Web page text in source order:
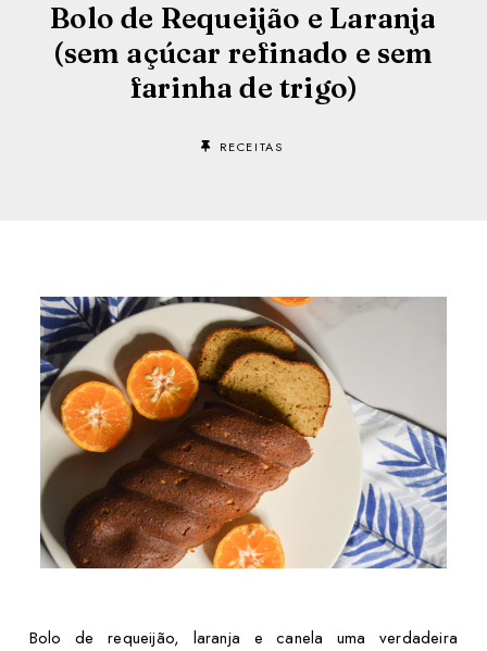
Bolo de Requeijão e Laranja
(sem açúcar refinado e sem
farinha de trigo)
RECEITAS
Bolo de requeijão, laranja e canela uma verdadeira